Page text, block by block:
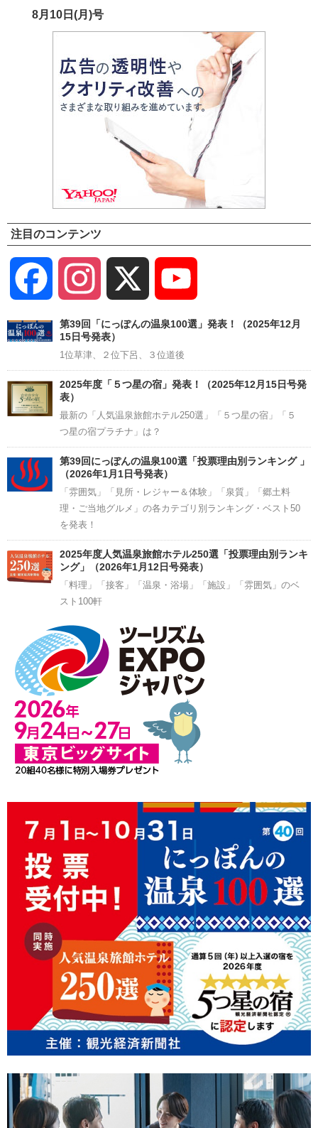
8月10日(月)号
注目のコンテンツ
Facebook Instagram
Channel
第39回「にっぽんの温泉100選」発表！（2025年12月
15日号発表）
1位草津、２位下呂、３位道後
2025年度「５つ星の宿」発表！（2025年12月15日号発
表）
最新の「人気温泉旅館ホテル250選」「５つ星の宿」「５
つ星の宿プラチナ」は？
第39回にっぽんの温泉100選「投票理由別ランキング 」
（2026年1月1日号発表）
「雰囲気」「見所・レジャー＆体験」「泉質」「郷土料
理・ご当地グルメ」の各カテゴリ別ランキング・ベスト50
を発表！
2025年度人気温泉旅館ホテル250選「投票理由別ランキ
ング」（2026年1月12日号発表）
「料理」「接客」「温泉・浴場」「施設」「雰囲気」のベ
スト100軒